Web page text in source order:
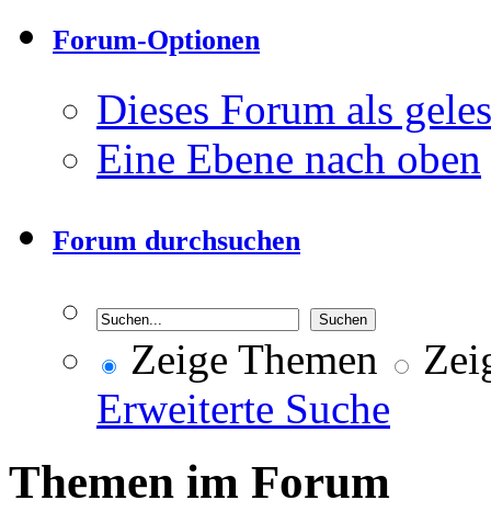
Forum-Optionen
Dieses Forum als
Eine Ebene nach oben
Forum durchsuchen
Zeige Themen
Erweiterte Suche
Themen im Forum